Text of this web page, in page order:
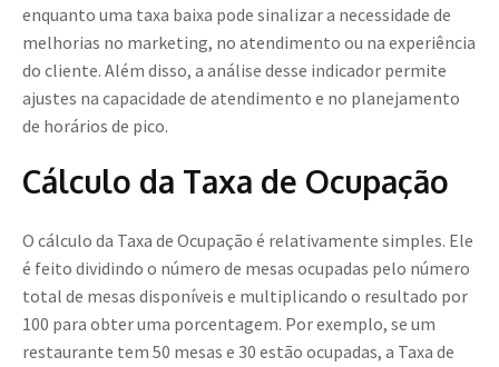
enquanto uma taxa baixa pode sinalizar a necessidade de
melhorias no marketing, no atendimento ou na experiência
do cliente. Além disso, a análise desse indicador permite
ajustes na capacidade de atendimento e no planejamento
de horários de pico.
Cálculo da Taxa de Ocupação
O cálculo da Taxa de Ocupação é relativamente simples. Ele
é feito dividindo o número de mesas ocupadas pelo número
total de mesas disponíveis e multiplicando o resultado por
100 para obter uma porcentagem. Por exemplo, se um
restaurante tem 50 mesas e 30 estão ocupadas, a Taxa de